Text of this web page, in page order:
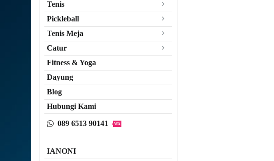
Tenis
Pickleball
Tenis Meja
Catur
Fitness & Yoga
Dayung
Blog
Hubungi Kami
089 6513 90141 WA
IANONI